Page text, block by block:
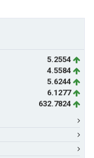
5.2554
4.5584
5.6244
6.1277
632.7824